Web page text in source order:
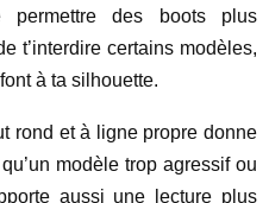
des boots plus
t’interdire certains modèles,
à ta silhouette.
rond et à ligne propre donne
modèle trop agressif ou
aussi une lecture plus